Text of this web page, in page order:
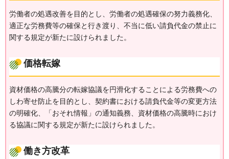
労働者の処遇改善を目的とし、労働者の処遇確保の努力義務化、
適正な労務費等の確保と行き渡り、不当に低い請負代金の禁止に
関する規定が新たに設けられました。
価格転嫁
資材価格の高騰分の転嫁協議を円滑化することによる労務費への
しわ寄せ防止を目的とし、契約書における請負代金等の変更方法
の明確化、「おそれ情報」の通知義務、資材価格の高騰時におけ
る協議に関する規定が新たに設けられました。
働き方改革